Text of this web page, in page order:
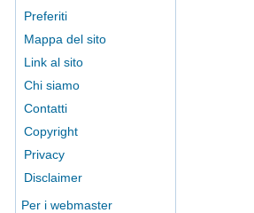
Preferiti
Mappa del sito
Link al sito
Chi siamo
Contatti
Copyright
Privacy
Disclaimer
Per i webmaster